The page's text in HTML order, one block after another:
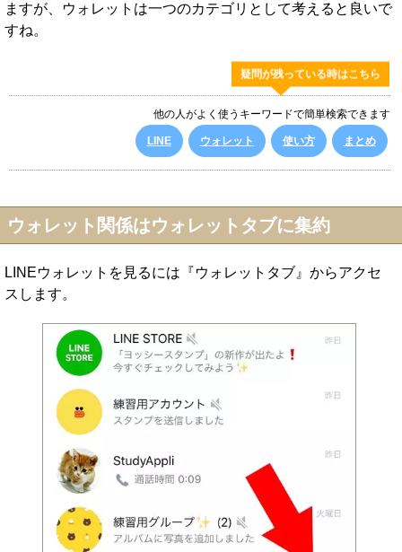
ますが、ウォレットは一つのカテゴリとして考えると良いで
すね。
疑問が残っている時はこちら
他の人がよく使うキーワードで簡単検索できます
LINE ウォレット 使い方 まとめ
ウォレット関係はウォレットタブに集約
LINEウォレットを見るには『ウォレットタブ』からアクセ
スします。